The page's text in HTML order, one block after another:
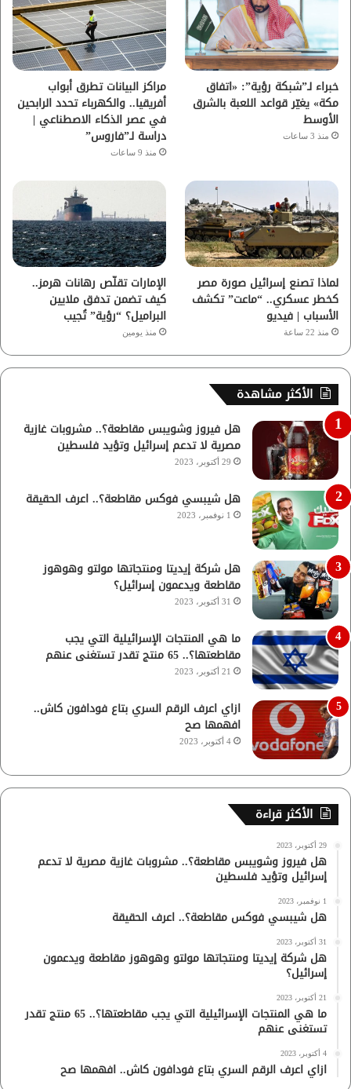
و
ك
و
ب
ق
ر
م
خبراء لـ”شبكة رؤية”: «اتفاق
مكة» يغيّر قواعد اللعبة بالشرق
الأوسط
منذ 3 ساعات
مراكز البيانات تطرق أبواب
أفريقيا.. والكهرباء تحدد الرابحين
في عصر الذكاء الاصطناعي |
دراسة لـ”فاروس”
منذ 9 ساعات
لماذا تصنع إسرائيل صورة مصر
كخطر عسكري.. “ماعت” تكشف
الأسباب | فيديو
منذ 22 ساعة
الإمارات تقلّص رهانات هرمز..
كيف تضمن تدفق ملايين
البراميل؟ “رؤية” تُجيب
منذ يومين
الأكثر مشاهدة
هل فيروز وشويبس مقاطعة؟.. مشروبات غازية
مصرية لا تدعم إسرائيل وتؤيد فلسطين
29 أكتوبر، 2023
هل شيبسي فوكس مقاطعة؟.. اعرف الحقيقة
1 نوفمبر، 2023
هل شركة إيديتا ومنتجاتها مولتو وهوهوز
مقاطعة ويدعمون إسرائيل؟
31 أكتوبر، 2023
ما هي المنتجات الإسرائيلية التي يجب
مقاطعتها؟.. 65 منتج تقدر تستغنى عنهم
21 أكتوبر، 2023
ازاي اعرف الرقم السري بتاع فودافون كاش..
افهمها صح
4 أكتوبر، 2023
الأكثر قراءة
29 أكتوبر، 2023
هل فيروز وشويبس مقاطعة؟.. مشروبات غازية مصرية لا تدعم
إسرائيل وتؤيد فلسطين
1 نوفمبر، 2023
هل شيبسي فوكس مقاطعة؟.. اعرف الحقيقة
31 أكتوبر، 2023
هل شركة إيديتا ومنتجاتها مولتو وهوهوز مقاطعة ويدعمون
إسرائيل؟
21 أكتوبر، 2023
ما هي المنتجات الإسرائيلية التي يجب مقاطعتها؟.. 65 منتج تقدر
تستغنى عنهم
4 أكتوبر، 2023
ازاي اعرف الرقم السري بتاع فودافون كاش.. افهمها صح